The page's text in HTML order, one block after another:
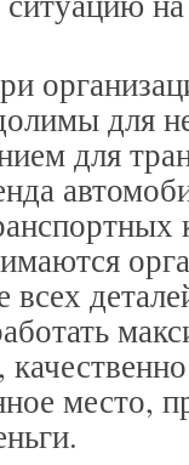
для
для
всех
место,